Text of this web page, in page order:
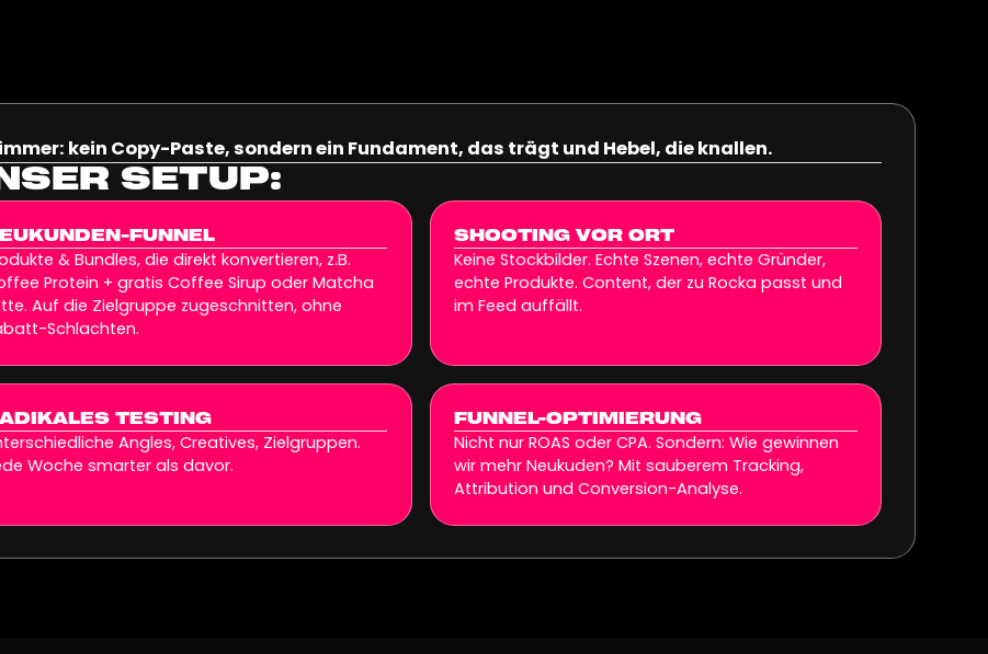
kein Copy-Paste, sondern ein Fundament, das trägt und Hebel, die knallen.
SETUP:
FUNNEL
& Bundles, die direkt konvertieren, z.B.
Protein + gratis Coffee Sirup oder Matcha
Auf die Zielgruppe zugeschnitten, ohne
Schlachten.
SHOOTING VOR ORT
Keine Stockbilder. Echte Szenen, echte Gründer,
echte Produkte. Content, der zu Rocka passt und
im Feed auffällt.
TESTING
Angles, Creatives, Zielgruppen.
Woche smarter als davor.
FUNNEL-OPTIMIERUNG
Nicht nur ROAS oder CPA. Sondern: Wie gewinnen
wir mehr Neukuden? Mit sauberem Tracking,
Attribution und Conversion-Analyse.